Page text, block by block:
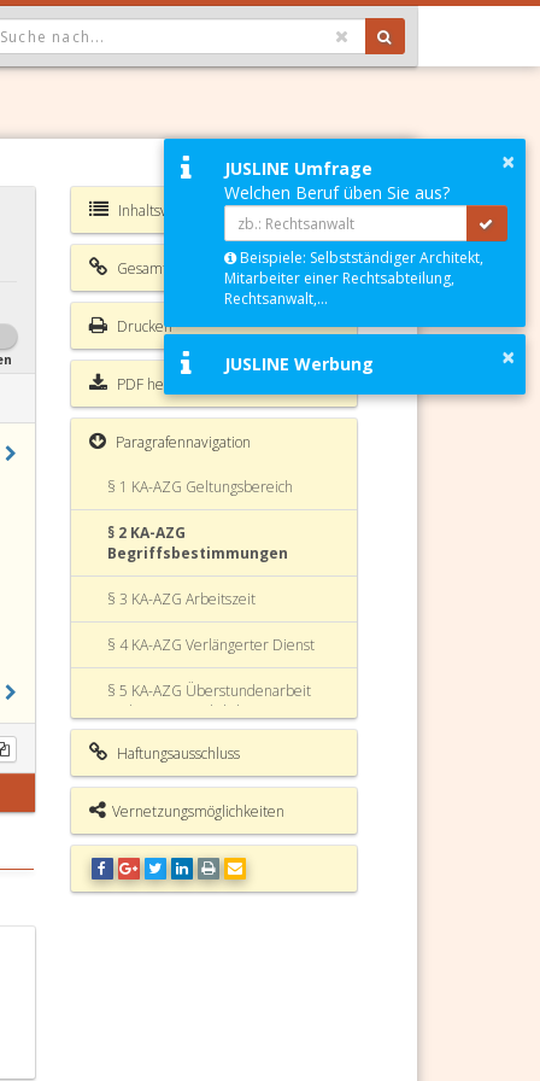
GEWÄHLTER WERT IST ALLE
Inhaltsverzeichnis KA-AZG
Gesamte Rechtsvorschrift
Drucken
PDF herunterladen
Paragrafennavigation
§ 1 KA-AZG Geltungsbereich
§ 2 KA-AZG
Begriffsbestimmungen
§ 3 KA-AZG Arbeitszeit
§ 4 KA-AZG Verlängerter Dienst
§ 5 KA-AZG Überstundenarbeit
und vertragsrechtliche
Bestimmungen
§ 5a KA-AZG Definitionen
§ 5b KA-AZG Untersuchungen
§ 5c KA-AZG Versetzung
Haftungsausschluss
Vernetzungsmöglichkeiten
×
JUSLINE Umfrage
Welchen Beruf üben Sie aus?
Beispiele: Selbstständiger Architekt,
Mitarbeiter einer Rechtsabteilung,
Rechtsanwalt,...
×
JUSLINE Werbung